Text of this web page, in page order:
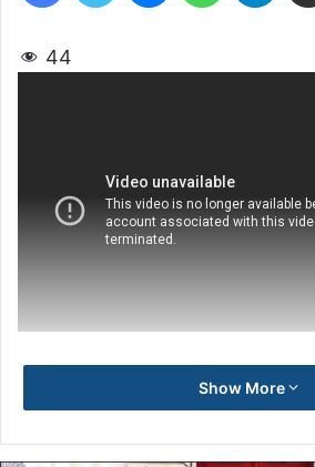
44
Show More